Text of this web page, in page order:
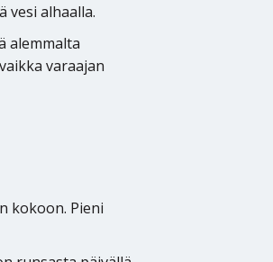
vesi alhaalla.
alemmalta
varaajan
kokoon. Pieni